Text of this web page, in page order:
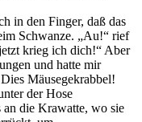
in den Finger, daß das
Schwanze. „Au!“ rief
krieg ich dich!“ Aber
und hatte mir
Mäusegekrabbel!
der Hose
an die Krawatte, wo sie